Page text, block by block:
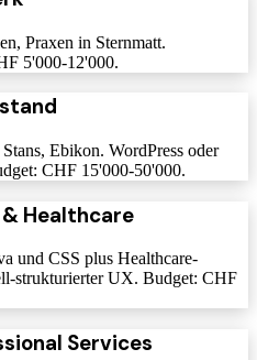
Praxen in Sternmatt.
5'000-12'000.
Ebikon. WordPress oder
CHF 15'000-50'000.
Healthcare
und CSS plus Healthcare-
strukturierter UX. Budget: CHF
Services